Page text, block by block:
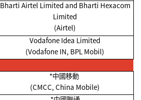
Bharti Airtel Limited and Bharti Hexacom
Limited
(Airtel)
Vodafone Idea Limited
(Vodafone IN, BPL Mobil)
*中國移動
(CMCC, China Mobile)